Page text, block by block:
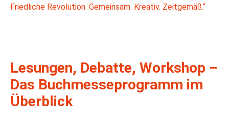
Friedliche Revolution. Gemeinsam. Kreativ. Zeitgemäß.“
Lesungen, Debatte, Workshop –
Das Buchmesseprogramm im
Überblick